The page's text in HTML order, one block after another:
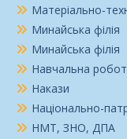
Матеріально-
Минайська філія
Минайська філія
Навчальна
Накази
Національно-
НМТ, ЗНО, ДПА